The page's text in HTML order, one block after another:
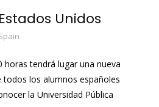
Unidos
horas tendrá lugar una nueva
los alumnos españoles
la Universidad Pública